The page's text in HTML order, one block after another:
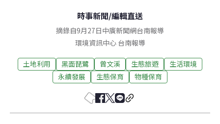
時事新聞/編輯直送
摘錄自9月27日中廣新聞網台南報導
環境資訊中心 台南報導
土地利用 黑面琵鷺 曾文溪 生態旅遊
生活環境
永續發展
生態保育 物種保育